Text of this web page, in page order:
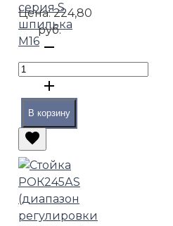
серия S
шпилька
М16
Цена:224,80
руб.
В корзину